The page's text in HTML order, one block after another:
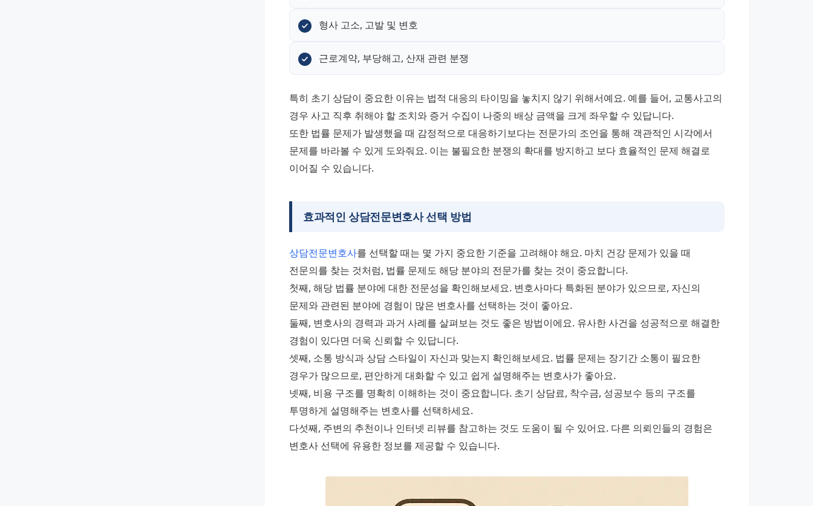
형사 고소, 고발 및 변호
근로계약, 부당해고, 산재 관련 분쟁
특히 초기 상담이 중요한 이유는 법적 대응의 타이밍을 놓치지 않기 위해서예요. 예를 들어, 교통사고의
경우 사고 직후 취해야 할 조치와 증거 수집이 나중의 배상 금액을 크게 좌우할 수 있답니다.
또한 법률 문제가 발생했을 때 감정적으로 대응하기보다는 전문가의 조언을 통해 객관적인 시각에서
문제를 바라볼 수 있게 도와줘요. 이는 불필요한 분쟁의 확대를 방지하고 보다 효율적인 문제 해결로
이어질 수 있습니다.
효과적인 상담전문변호사 선택 방법
상담전문변호사를 선택할 때는 몇 가지 중요한 기준을 고려해야 해요. 마치 건강 문제가 있을 때
전문의를 찾는 것처럼, 법률 문제도 해당 분야의 전문가를 찾는 것이 중요합니다.
첫째, 해당 법률 분야에 대한 전문성을 확인해보세요. 변호사마다 특화된 분야가 있으므로, 자신의
문제와 관련된 분야에 경험이 많은 변호사를 선택하는 것이 좋아요.
둘째, 변호사의 경력과 과거 사례를 살펴보는 것도 좋은 방법이에요. 유사한 사건을 성공적으로 해결한
경험이 있다면 더욱 신뢰할 수 있답니다.
셋째, 소통 방식과 상담 스타일이 자신과 맞는지 확인해보세요. 법률 문제는 장기간 소통이 필요한
경우가 많으므로, 편안하게 대화할 수 있고 쉽게 설명해주는 변호사가 좋아요.
넷째, 비용 구조를 명확히 이해하는 것이 중요합니다. 초기 상담료, 착수금, 성공보수 등의 구조를
투명하게 설명해주는 변호사를 선택하세요.
다섯째, 주변의 추천이나 인터넷 리뷰를 참고하는 것도 도움이 될 수 있어요. 다른 의뢰인들의 경험은
변호사 선택에 유용한 정보를 제공할 수 있습니다.